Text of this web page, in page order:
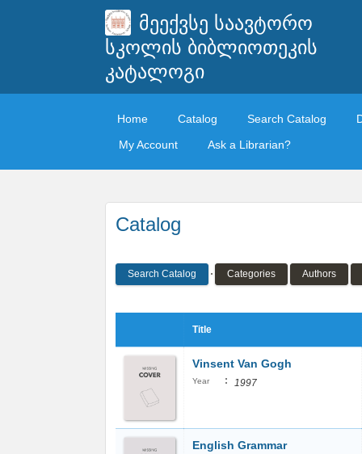
მეექვსე საავტორო
სკოლის ბიბლიოთეკის
კატალოგი
Home Catalog Search Catalog
My Account
Ask a Librarian?
Catalog
Search Catalog Categories Authors
Title
Vinsent Van Gogh
Year : 1997
English Grammar